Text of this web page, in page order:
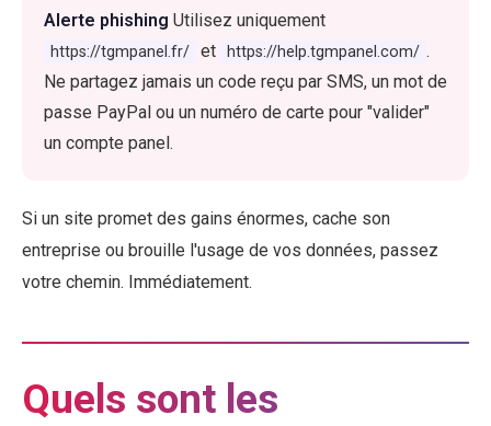
Alerte phishing Utilisez uniquement
https://tgmpanel.fr/ et https://help.tgmpanel.com/ .
Ne partagez jamais un code reçu par SMS, un mot de
passe PayPal ou un numéro de carte pour "valider"
un compte panel.
Si un site promet des gains énormes, cache son
entreprise ou brouille l'usage de vos données, passez
votre chemin. Immédiatement.
Quels sont les